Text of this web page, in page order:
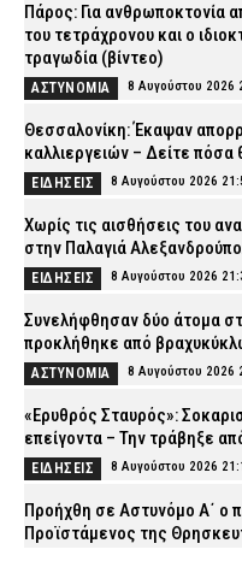
Πάρος: Για ανθρωποκτονία
του τετράχρονου και ο
τραγωδία (βίντεο)
ΑΣΤΥΝΟΜΙΑ 8 Αυγούστου 2026
Θεσσαλονίκη: Έκαψαν
καλλιεργειών – Δείτε
ΕΙΔΗΣΕΙΣ 8 Αυγούστου 2026
Χωρίς τις αισθήσεις του
στην Παλαγιά
ΕΙΔΗΣΕΙΣ 8 Αυγούστου 2026
Συνελήφθησαν δύο άτομα
προκλήθηκε από
ΑΣΤΥΝΟΜΙΑ 8 Αυγούστου 2026
«Ερυθρός Σταυρός»:
επείγοντα – Την τράβηξε
ΕΙΔΗΣΕΙΣ 8 Αυγούστου 2026
Προήχθη σε Αστυνόμο Α΄ ο
Προϊστάμενος της